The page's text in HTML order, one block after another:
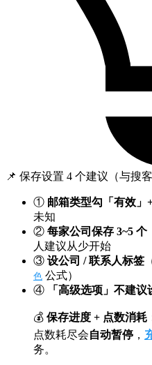
📌 保存设置 4 个建议（与搜
① 邮箱类型勾「有效」
未知
② 每家公司保存 3~5 个
人建议从少开始
③ 设公司 / 联系人标签
色 公式）
④
「高级选项」不建议
💰 保存进度 + 点数消耗
点数耗尽会自动暂停 ，
务。